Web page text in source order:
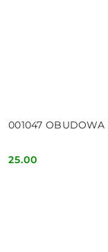
001047 OBUDOWA
Cena:
25.00